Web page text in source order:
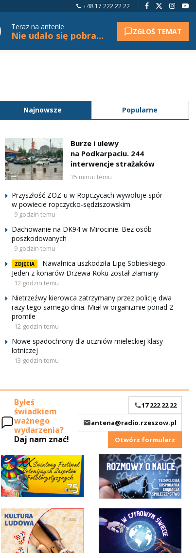
+48 17 222 22 22
Teraz na antenie
Nie udało się pobrać tytułu. ZGŁOŚ TEMAT
Najnowsze Popularne
Burze i ulewy
na Podkarpaciu. 244
interwencje strażaków
35 minut temu
Przyszłość ZOZ-u w Ropczycach wywołuje spór
w powiecie ropczycko-sędziszowskim
9 godzin temu
Dachowanie na DK94 w Mirocinie. Bez osób
poszkodowanych
9 godzin temu
ZDJĘCIA
Nawałnica uszkodziła Lipę Sobieskiego.
Jeden z konarów Drzewa Roku został złamany
12 godzin temu
Nietrzeźwy kierowca zatrzymany przez policję dwa
razy tego samego dnia. Miał w organizmie ponad 2
promile
12 godzin temu
Nowe spadochrony dla uczniów mieleckiej klasy
lotniczej
13 godzin temu
Byłeś
świadkiem
ważnego
wydarzenia?
Daj nam znać!
17 222 22 22
antena@radio.rzeszow.pl
Otwórz formularz